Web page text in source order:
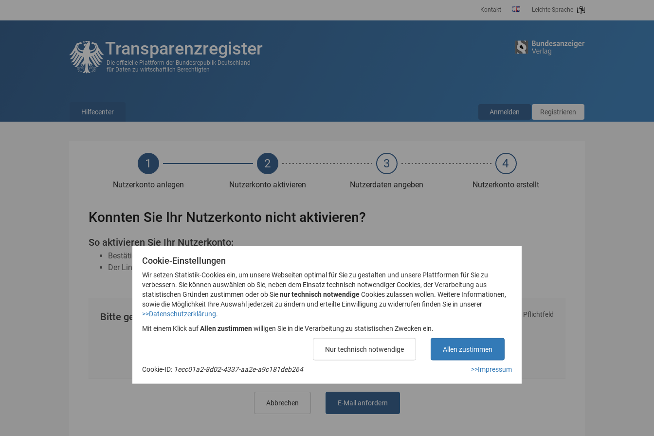
Kontakt Leichte Sprache
Transparenzregister
Die offizielle Plattform der Bundesrepublik Deutschland
für Daten zu wirtschaftlich Berechtigten
Anmelden Registrieren
Hilfecenter
1
Nutzerkonto anlegen
2
Nutzerkonto aktivieren
3
Nutzerdaten angeben
4
Nutzerkonto erstellt
Konnten Sie Ihr Nutzerkonto nicht aktivieren?
So aktivieren Sie Ihr Nutzerkonto:
Bestätigen Sie den erhaltenen Aktivierungslink
Der Link ist 24 Stunden gültig
* Pflichtfeld
Bitte geben Sie Ihre E-Mail-Adresse an
Cookie-Einstellungen
Wir setzen Statistik-Cookies ein, um unsere Webseiten optimal für Sie zu gestalten und unsere Plattformen für Sie zu
verbessern. Sie können auswählen ob Sie, neben dem Einsatz technisch notwendiger Cookies, der Verarbeitung aus
statistischen Gründen zustimmen oder ob Sienur technisch notwendigeCookies zulassen wollen. Weitere Informationen,
sowie die Möglichkeit Ihre Auswahl jederzeit zu ändern und erteilte Einwilligung zu widerrufen finden Sie in unserer
>>Datenschutzerklärung.
Mit einem Klick aufAllen zustimmen willigen Sie in die Verarbeitung zu statistischen Zwecken ein.
Nur technisch notwendige Allen zustimmen
Cookie-ID: 1ecc01a2-8d02-4337-aa2e-a9c181deb264 >>Impressum